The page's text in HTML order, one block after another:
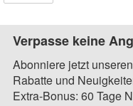
Verpasse keine
Abonniere jetzt
Rabatte und
Extra-Bonus: 60 Tage